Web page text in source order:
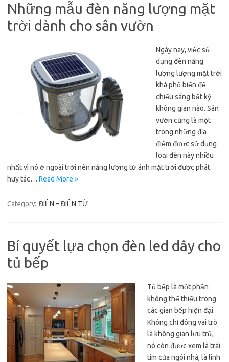
Những mẫu đèn năng lượng mặt
trời dành cho sân vườn
Ngày nay, việc sử
dụng đèn năng
lượng lượng mặt trời
khá phổ biến để
chiếu sáng bất kỳ
không gian nào. Sân
vườn cũng là một
trong những địa
điểm được sử dụng
loại đèn này nhiều
nhất vì nó ở ngoài trời nên năng lượng từ ánh mặt trời được phát
huy tác… Read More »
Category: ĐIỆN – ĐIỆN TỬ
Bí quyết lựa chọn đèn led dây cho
tủ bếp
Tủ bếp là một phần
không thể thiếu trong
các gian bếp hiện đại.
Không chỉ đóng vai trò
là không gian lưu trữ,
nó còn được xem là trái
tim của ngôi nhà, là linh